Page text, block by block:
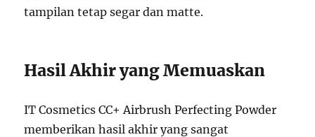
tampilan tetap segar dan matte.
Hasil Akhir yang Memuaskan
IT Cosmetics CC+ Airbrush Perfecting Powder
memberikan hasil akhir yang sangat